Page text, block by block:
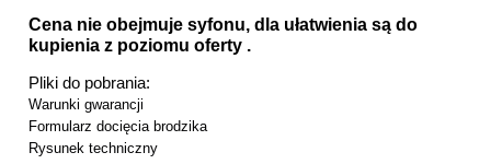
Cena nie obejmuje syfonu, dla ułatwienia są do
kupienia z poziomu oferty .
Pliki do pobrania:
Warunki gwarancji
Formularz docięcia brodzika
Rysunek techniczny